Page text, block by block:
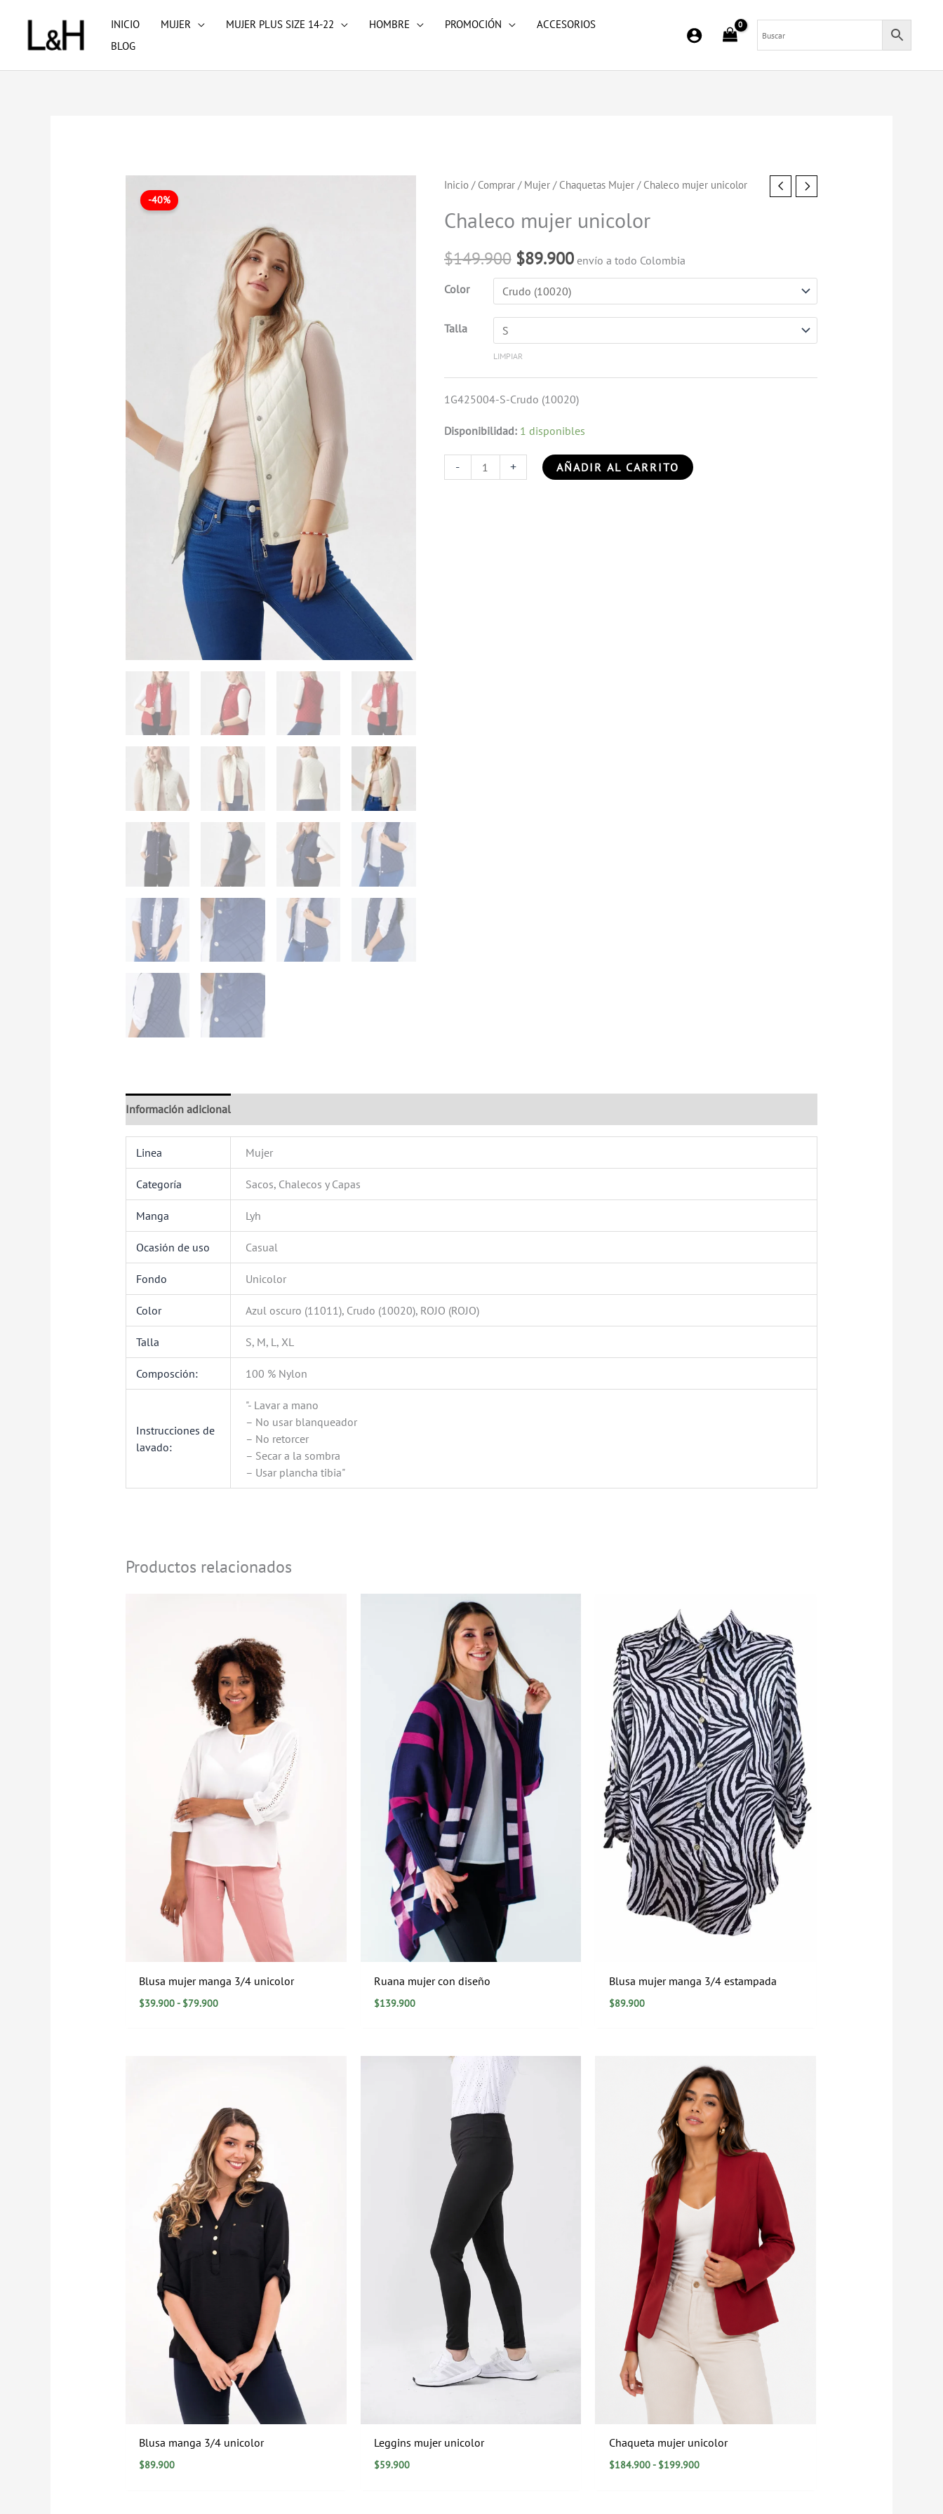
contenido
INICIO MUJER MUJER PLUS SIZE 14-22 HOMBRE PROMOCIÓN
ACCESORIOS
BLOG
-40%
Inicio/ Comprar/ Mujer/ Chaquetas Mujer/ Chaleco mujer unicolor
Chaleco mujer unicolor
$149.900
El
precio
original
era:
$149.900.
$89.900
El
precio
actual
es:
$89.900.
envío a todo Colombia
Color
Talla
LIMPIAR
1G425004-S-Crudo (10020)
Disponibilidad: 1 disponibles
-
Chaleco
unicolor
+ AÑADIR AL CARRITO
Información adicional
Linea Mujer
Categoría Sacos, Chalecos y Capas
Manga Lyh
Ocasión de uso Casual
Fondo Unicolor
Color Azul oscuro (11011), Crudo (10020), ROJO (ROJO)
Talla S, M, L, XL
Composción: 100 % Nylon
Instrucciones de
lavado:
"- Lavar a mano
– No usar blanqueador
– No retorcer
– Secar a la sombra
– Usar plancha tibia"
Productos relacionados
Blusa mujer manga 3/4 unicolor
$39.900- $79.900
desde
$39.900
hasta
$79.900
Ruana mujer con diseño
$139.900
Blusa mujer manga 3/4 estampada
$89.900
Blusa manga 3/4 unicolor
$89.900
Leggins mujer unicolor
$59.900
Chaqueta mujer unicolor
$184.900- $199.900
de
precios:
desde
$184.900
hasta
$199.900